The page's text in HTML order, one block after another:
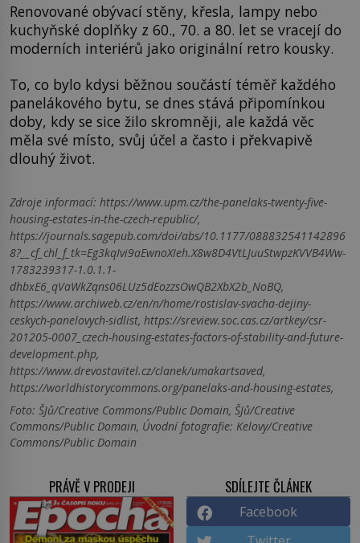
Renovované obývací stěny, křesla, lampy nebo
kuchyňské doplňky z 60., 70. a 80. let se vracejí do
moderních interiérů jako originální retro kousky.
To, co bylo kdysi běžnou součástí téměř každého
panelákového bytu, se dnes stává připomínkou
doby, kdy se sice žilo skromněji, ale každá věc
měla své místo, svůj účel a často i překvapivě
dlouhý život.
Zdroje informací: https://www.upm.cz/the-panelaks-twenty-five-
housing-estates-in-the-czech-republic/,
https://journals.sagepub.com/doi/abs/10.1177/088832541142896
8?__cf_chl_f_tk=Eg3kqIvi9aEwnoXIeh.X8w8D4VtLJuuStwpzKVVB4Ww-
1783239317-1.0.1.1-
dhbxE6_qVaWkZqns06LUz5dEozzsOwQB2XbX2b_NoBQ,
https://www.archiweb.cz/en/n/home/rostislav-svacha-dejiny-
ceskych-panelovych-sidlist, https://sreview.soc.cas.cz/artkey/csr-
201205-0007_czech-housing-estates-factors-of-stability-and-future-
development.php,
https://www.drevostavitel.cz/clanek/umakartsaved,
https://worldhistorycommons.org/panelaks-and-housing-estates,
Foto: ŠJů/Creative Commons/Public Domain, ŠJů/Creative
Commons/Public Domain, Úvodní fotografie: Kelovy/Creative
Commons/Public Domain
PRÁVĚ V PRODEJI SDÍLEJTE ČLÁNEK
Facebook